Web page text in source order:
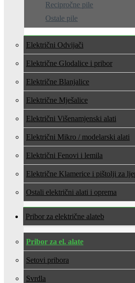
Recipročne pile
Ostale pile
Električni Odvijači
Električne Glodalice i pribor
Električne Blanjalice
Električne Mješalice
Električni Višenamjenski alati
Električni Mikro / modelarski alati
Električni Fenovi i lemila
Električne Klamerice i pištolji za
Ostali električni alati i oprema
Pribor za električne alate
Pribor za el. alate
Setovi pribora
Svrdla